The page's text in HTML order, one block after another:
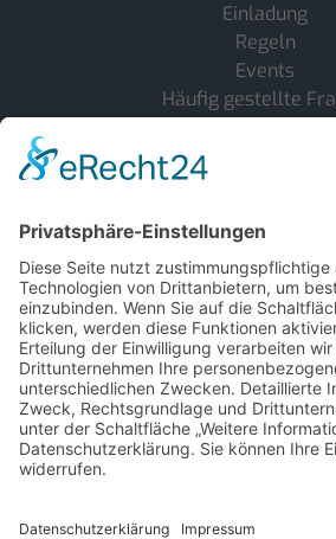
Einladung
Regeln
Events
Häufig gestellte
Stellenangebote
Follow Us
Facebook
Legal
Impressum
Datenschutz
Cookie-
Powered by